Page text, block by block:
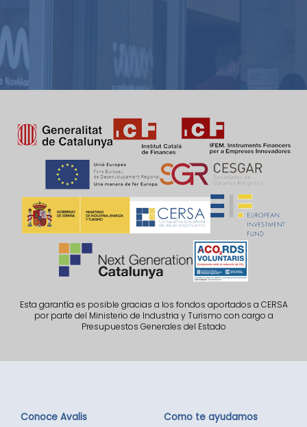
Esta garantía es posible gracias a los fondos aportados a CERSA
por parte del Ministerio de Industria y Turismo con cargo a
Presupuestos Generales del Estado
Conoce Avalis Como te ayudamos